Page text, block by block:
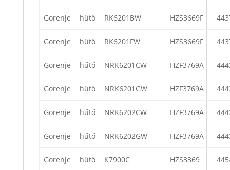
Gorenje hűtő RK6201BW HZS3669F
Gorenje hűtő RK6201FW HZS3669F
Gorenje hűtő NRK6201CW HZF3769A
Gorenje hűtő NRK6201GW HZF3769A
Gorenje hűtő NRK6202CW HZF3769A
Gorenje hűtő NRK6202GW HZF3769A
Gorenje hűtő K7900C HZS3369